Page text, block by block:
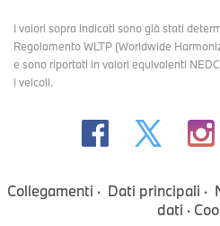
I valori sopra indicati sono già stati
Regolamento WLTP (Worldwide
e sono riportati in valori equivalenti
i veicoli.
Collegamenti Dati principali
dati